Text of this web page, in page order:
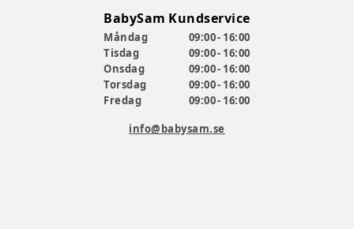
BabySam Kundservice
Måndag
09:00 - 16:00
Tisdag
09:00 - 16:00
Onsdag
09:00 - 16:00
Torsdag
09:00 - 16:00
Fredag
09:00 - 16:00
info@babysam.se